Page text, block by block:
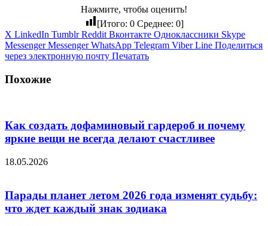
Нажмите, чтобы оценить!
[Итого: 0Среднее: 0]
X LinkedIn Tumblr Reddit Вконтакте Одноклассники Skype
Messenger Messenger WhatsApp Telegram Viber Line Поделиться
через электронную почту Печатать
Похожие
Как создать дофаминовый гардероб и почему
яркие вещи не всегда делают счастливее
18.05.2026
Парады планет летом 2026 года изменят судьбу:
что ждет каждый знак зодиака